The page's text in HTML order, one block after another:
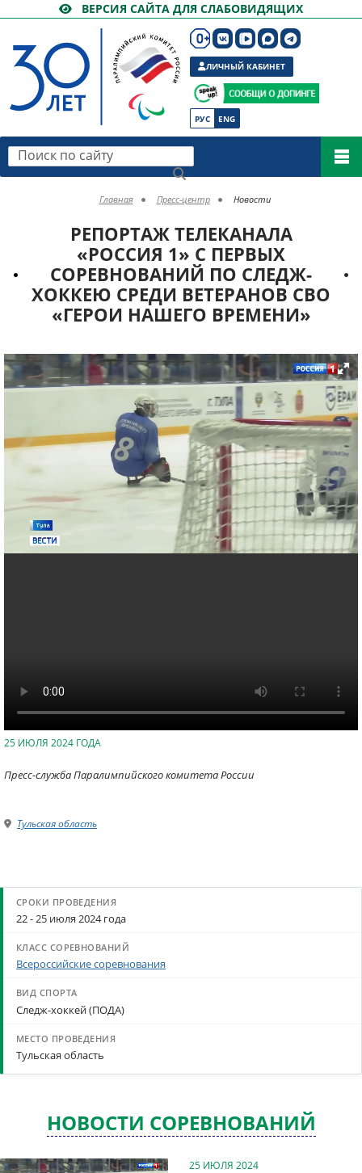
ВЕРСИЯ САЙТА ДЛЯ СЛАБОВИДЯЩИХ
РУС ENG
ЛИЧНЫЙ КАБИНЕТ
Поиск по сайту
Главная Пресс-центр Новости
РЕПОРТАЖ ТЕЛЕКАНАЛА
«РОССИЯ 1» С ПЕРВЫХ
СОРЕВНОВАНИЙ ПО СЛЕДЖ-
ХОККЕЮ СРЕДИ ВЕТЕРАНОВ СВО
«ГЕРОИ НАШЕГО ВРЕМЕНИ»
25 ИЮЛЯ 2024 ГОДА
Пресс-служба Паралимпийского комитета России
Тульская область
22 - 25 июля 2024 года
Всероссийские соревнования
Следж-хоккей (ПОДА)
Тульская область
НОВОСТИ СОРЕВНОВАНИЙ
25 ИЮЛЯ 2024